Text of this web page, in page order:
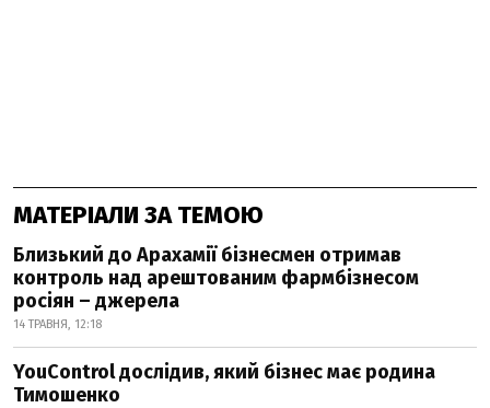
МАТЕРІАЛИ ЗА ТЕМОЮ
Близький до Арахамії бізнесмен отримав
контроль над арештованим фармбізнесом
росіян – джерела
14 ТРАВНЯ, 12:18
YouControl дослідив, який бізнес має родина
Тимошенко